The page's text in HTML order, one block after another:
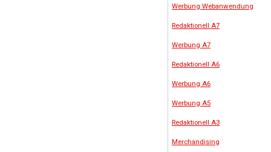
Werbung Webanwendung
Redaktionell A7
Werbung A7
Redaktionell A6
Werbung A6
Werbung A5
Redaktionell A3
Merchandising